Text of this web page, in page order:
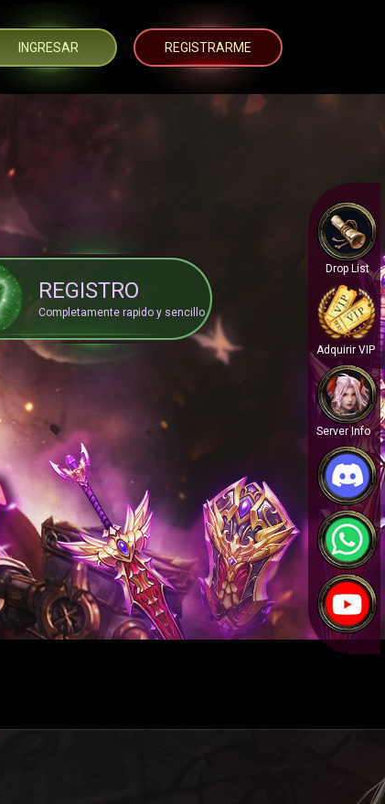
Drop List
Adquirir VIP
Server Info
INGRESAR REGISTRARME
REGISTRO
Completamente rapido y sencillo